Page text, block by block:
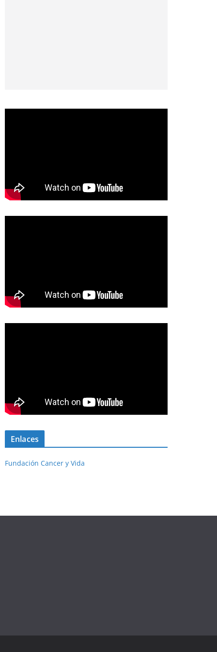
Enlaces
Fundación Cancer y Vida